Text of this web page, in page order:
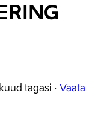
tagasi · Vaata